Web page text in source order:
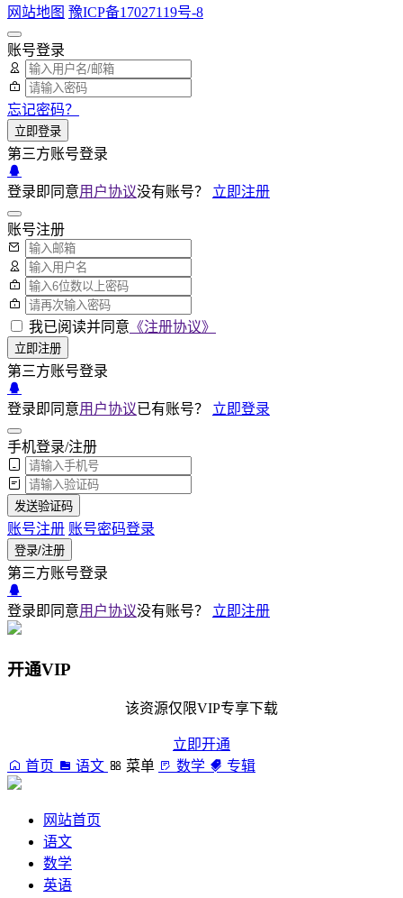
网站地图 豫ICP备17027119号-8
账号登录
忘记密码？
立即登录
第三方账号登录
登录即同意用户协议没有账号？ 立即注册
账号注册
我已阅读并同意 《注册协议》
立即注册
第三方账号登录
登录即同意用户协议已有账号？ 立即登录
手机登录/注册
发送验证码
账号注册 账号密码登录
登录/注册
第三方账号登录
登录即同意用户协议没有账号？ 立即注册
开通VIP
该资源仅限VIP专享下载
立即开通
首页
语文 菜单 数学 专辑
网站首页
语文
数学
英语